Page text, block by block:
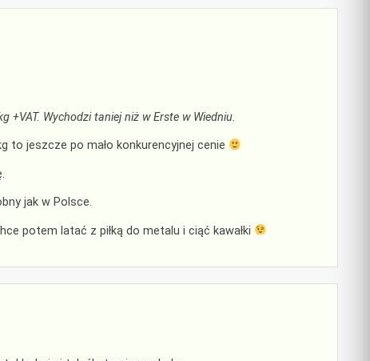
+VAT. Wychodzi taniej niż w Erste w Wiedniu.
to jeszcze po mało konkurencyjnej cenie
jak w Polsce.
potem latać z piłką do metalu i ciąć kawałki